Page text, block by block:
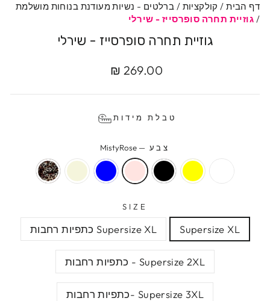
דף הבית / קולקציות / ברלטים - נשיות מעודנת בנוחות מושלמת
/ גוזיית תחרה סופרסייז - שירלי
גוזיית תחרה סופרסייז - שירלי
מחיר
מחיר
269.00 ₪
טבלת מידות
צבע—
MistyRose
SIZE
Supersize XL Supersize XL כתפיות רחבות
Supersize 2XL - כתפיות רחבות
Supersize 3XL -כתפיות רחבות